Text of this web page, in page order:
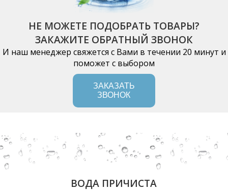
НЕ МОЖЕТЕ ПОДОБРАТЬ ТОВАРЫ?
ЗАКАЖИТЕ ОБРАТНЫЙ ЗВОНОК
И наш менеджер свяжется с Вами в течении 20 минут и
поможет с выбором
ЗАКАЗАТЬ
ЗВОНОК
ВОДА ПРИЧИСТА